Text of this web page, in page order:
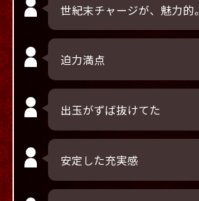
世紀末チャージが、魅力的。
迫力満点
出玉がずば抜けてた
安定した充実感